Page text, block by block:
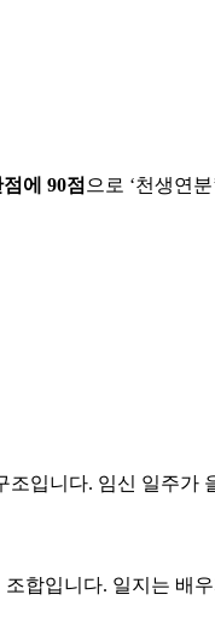
에 90점 으로 ‘천생연분
입니다. 임신 일주
합입니다. 일지는 배